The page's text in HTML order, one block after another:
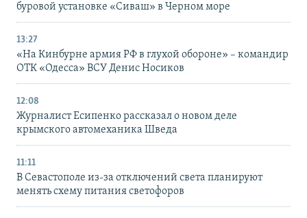
буровой установке «Сиваш» в Черном море
13:27
«На Кинбурне армия РФ в глухой обороне» – командир
ОТК «Одесса» ВСУ Денис Носиков
12:08
Журналист Есипенко рассказал о новом деле
крымского автомеханика Шведа
11:11
В Севастополе из-за отключений света планируют
менять схему питания светофоров